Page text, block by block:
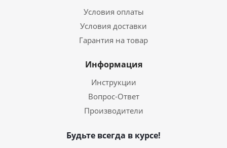
Условия оплаты
Условия доставки
Гарантия на товар
Информация
Инструкции
Вопрос-Ответ
Производители
Будьте всегда в курсе!